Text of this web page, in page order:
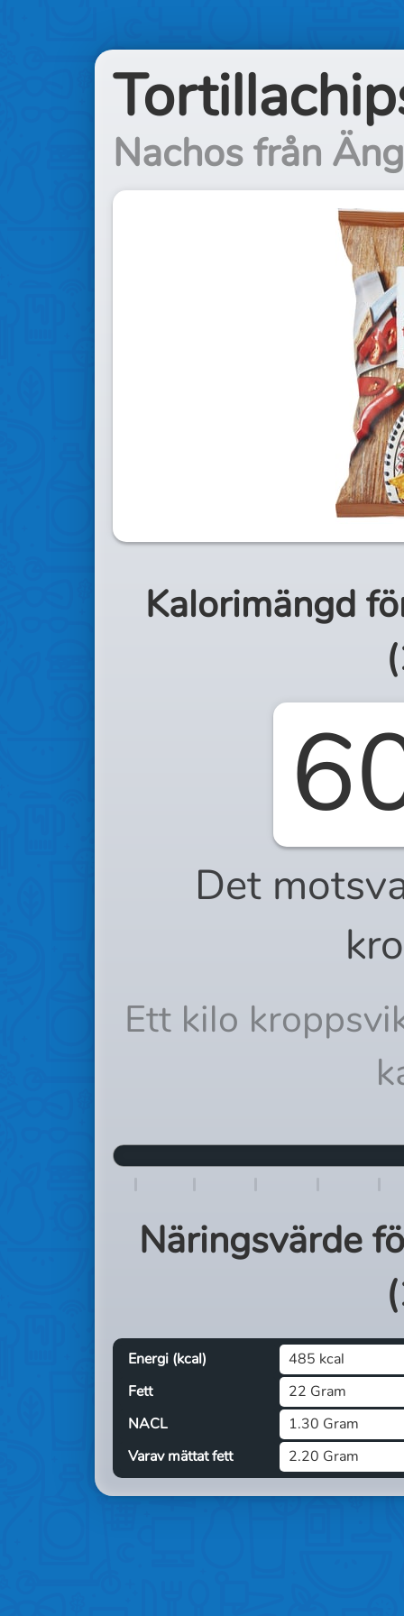
Nachos från
Kalorimängd
(
Det
Ett kilo
Näringsvärde
(
Energi (kcal)
485 kcal
Fett
22 Gram
NACL
1.30 Gram
Varav mättat fett
2.20 Gram